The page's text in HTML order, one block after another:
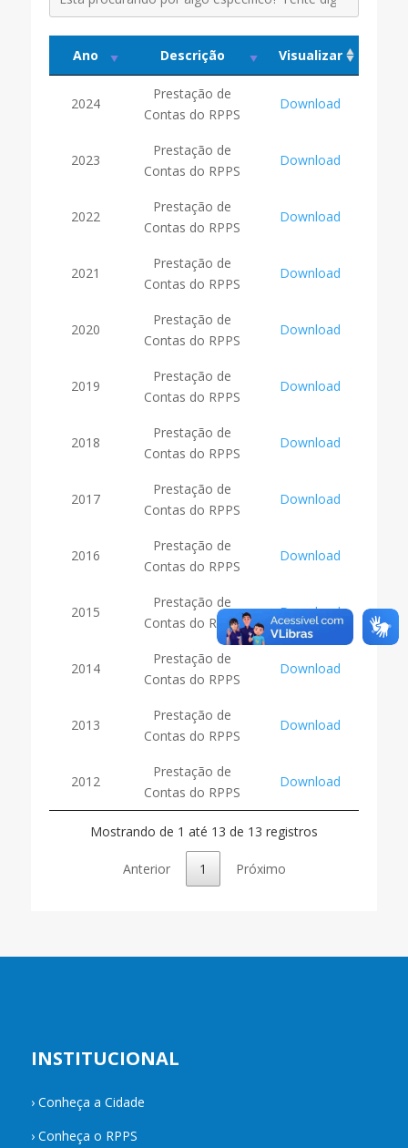
Ano Descrição Visualizar
2024
Prestação de
Contas do RPPS
Download
2023
Prestação de
Contas do RPPS
Download
2022
Prestação de
Contas do RPPS
Download
2021
Prestação de
Contas do RPPS
Download
2020
Prestação de
Contas do RPPS
Download
2019
Prestação de
Contas do RPPS
Download
2018
Prestação de
Contas do RPPS
Download
2017
Prestação de
Contas do RPPS
Download
2016
Prestação de
Contas do RPPS
Download
2015
Prestação de
Contas do RPPS
Download
2014
Prestação de
Contas do RPPS
Download
2013
Prestação de
Contas do RPPS
Download
2012
Prestação de
Contas do RPPS
Download
Mostrando de 1 até 13 de 13 registros
Anterior 1 Próximo
INSTITUCIONAL
› Conheça a Cidade
› Conheça o RPPS